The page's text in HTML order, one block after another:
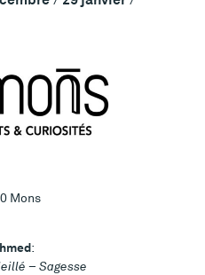
Mons
:
– Sagesse